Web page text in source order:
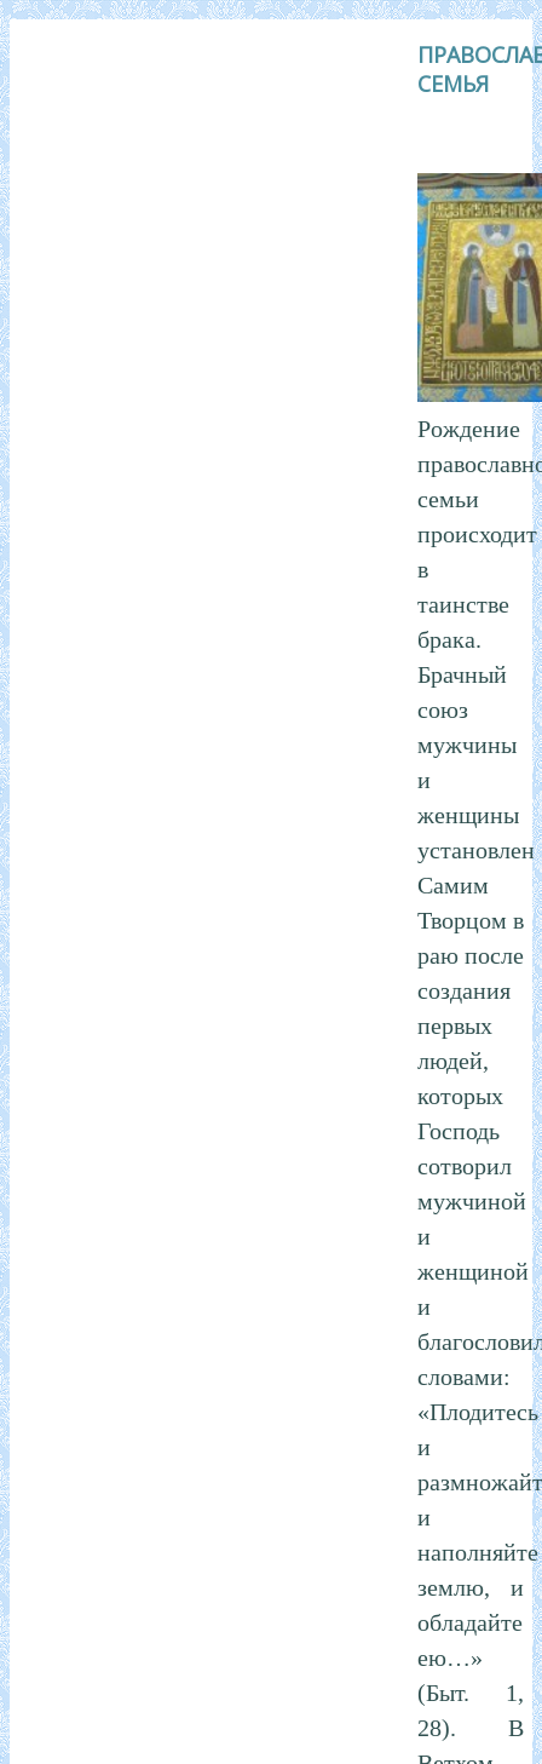
СЕМЬЯ
Рождение
семьи
происходит
в
таинстве
брака.
Брачный
союз
мужчины
и
женщины
установлен
Самим
Творцом в
раю после
создания
первых
людей,
которых
Господь
сотворил
мужчиной
и
женщиной
и
словами:
«Плодитесь
и
и
наполняйте
землю, и
обладайте
ею…»
(Быт. 1,
28). В